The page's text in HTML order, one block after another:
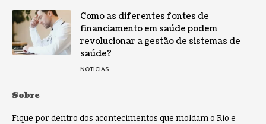
Como as diferentes fontes de
financiamento em saúde podem
revolucionar a gestão de sistemas de
saúde?
NOTÍCIAS
Sobre
Fique por dentro dos acontecimentos que moldam o Rio e